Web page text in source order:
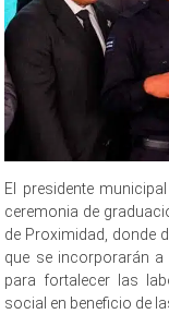
El presidente
ceremonia de
de Proximidad, donde
que se incorporarán a
para fortalecer las
social en beneficio de